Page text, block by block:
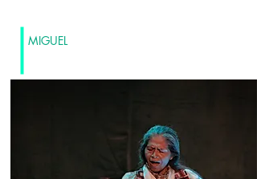
MIGUEL